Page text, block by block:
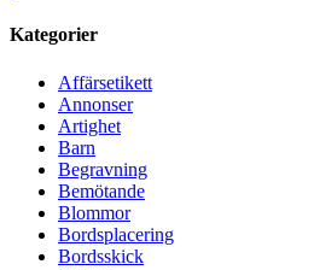
Kategorier
Affärsetikett
Annonser
Artighet
Barn
Begravning
Bemötande
Blommor
Bordsplacering
Bordsskick